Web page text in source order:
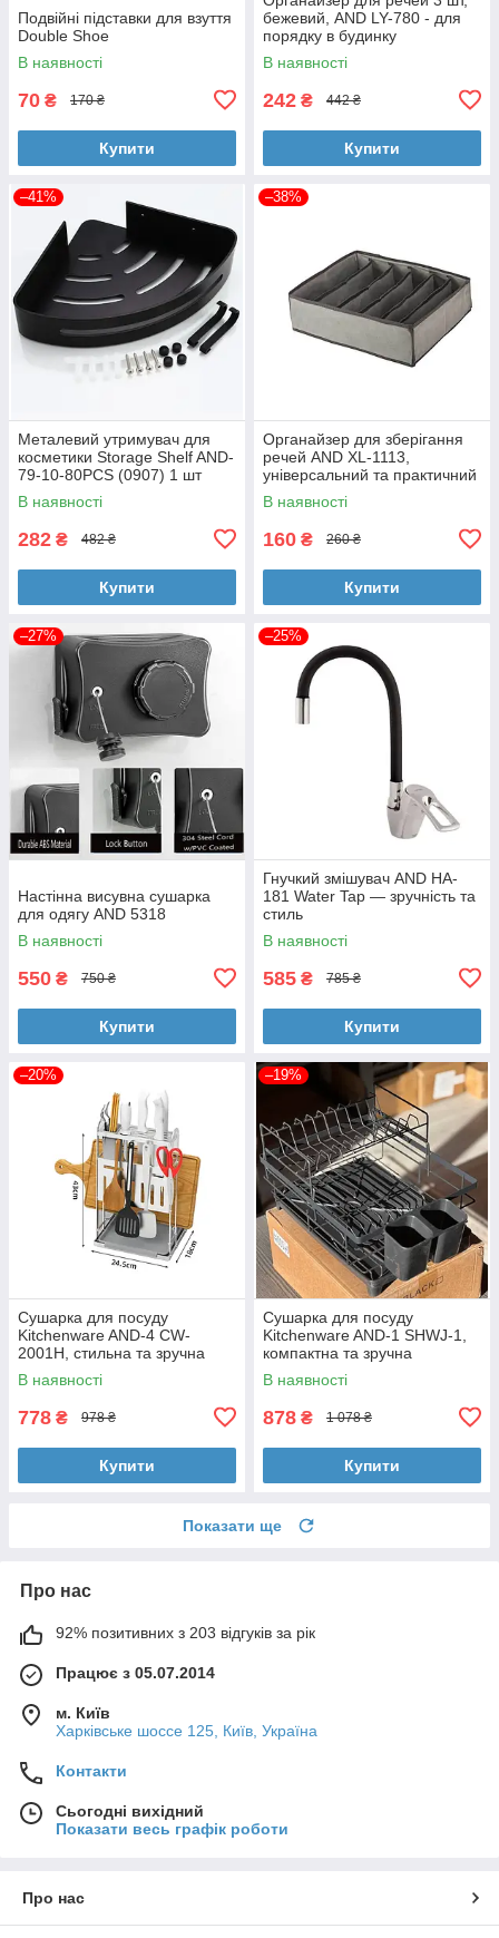
Подвійні підставки для взуття
Double Shoe
В наявності
70 ₴ 170 ₴
Купити
бежевий, AND LY-780 - для
порядку в будинку
В наявності
242 ₴ 442 ₴
Купити
–41%
Металевий утримувач для
косметики Storage Shelf AND-
79-10-80PCS (0907) 1 шт
В наявності
282 ₴ 482 ₴
Купити
–38%
Органайзер для зберігання
речей AND XL-1113,
універсальний та практичний
В наявності
160 ₴ 260 ₴
Купити
–27%
Настінна висувна сушарка
для одягу AND 5318
В наявності
550 ₴ 750 ₴
Купити
–25%
Гнучкий змішувач AND HA-
181 Water Tap — зручність та
стиль
В наявності
585 ₴ 785 ₴
Купити
–20%
Сушарка для посуду
Kitchenware AND-4 CW-
2001H, стильна та зручна
В наявності
778 ₴ 978 ₴
Купити
–19%
Сушарка для посуду
Kitchenware AND-1 SHWJ-1,
компактна та зручна
В наявності
878 ₴ 1 078 ₴
Купити
Показати ще
Про нас
92% позитивних з 203 відгуків за рік
Працює з 05.07.2014
м. Київ
Харківське шоссе 125, Київ, Україна
Контакти
Сьогодні вихідний
Показати весь графік роботи
Про нас